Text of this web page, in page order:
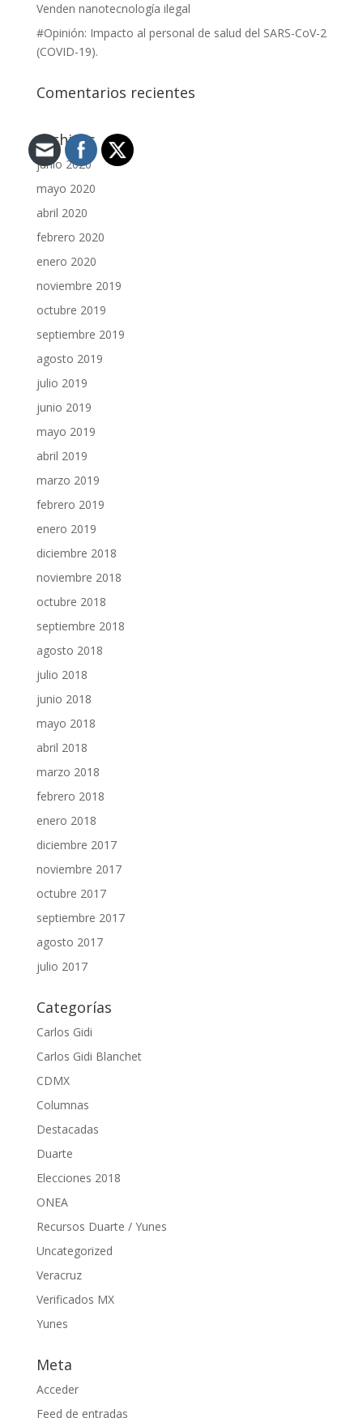
Venden nanotecnología ilegal
#Opinión: Impacto al personal de salud del SARS-CoV-2
(COVID-19).
Comentarios recientes
Archivos
junio 2020
mayo 2020
abril 2020
febrero 2020
enero 2020
noviembre 2019
octubre 2019
septiembre 2019
agosto 2019
julio 2019
junio 2019
mayo 2019
abril 2019
marzo 2019
febrero 2019
enero 2019
diciembre 2018
noviembre 2018
octubre 2018
septiembre 2018
agosto 2018
julio 2018
junio 2018
mayo 2018
abril 2018
marzo 2018
febrero 2018
enero 2018
diciembre 2017
noviembre 2017
octubre 2017
septiembre 2017
agosto 2017
julio 2017
Categorías
Carlos Gidi
Carlos Gidi Blanchet
CDMX
Columnas
Destacadas
Duarte
Elecciones 2018
ONEA
Recursos Duarte / Yunes
Uncategorized
Veracruz
Verificados MX
Yunes
Meta
Acceder
Feed de entradas